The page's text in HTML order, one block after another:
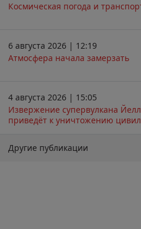
Космическая погода и
6 августа 2026 | 12:19
Атмосфера начала замерзать
4 августа 2026 | 15:05
Извержение супервулкана
приведёт к уничтожению
Другие публикации